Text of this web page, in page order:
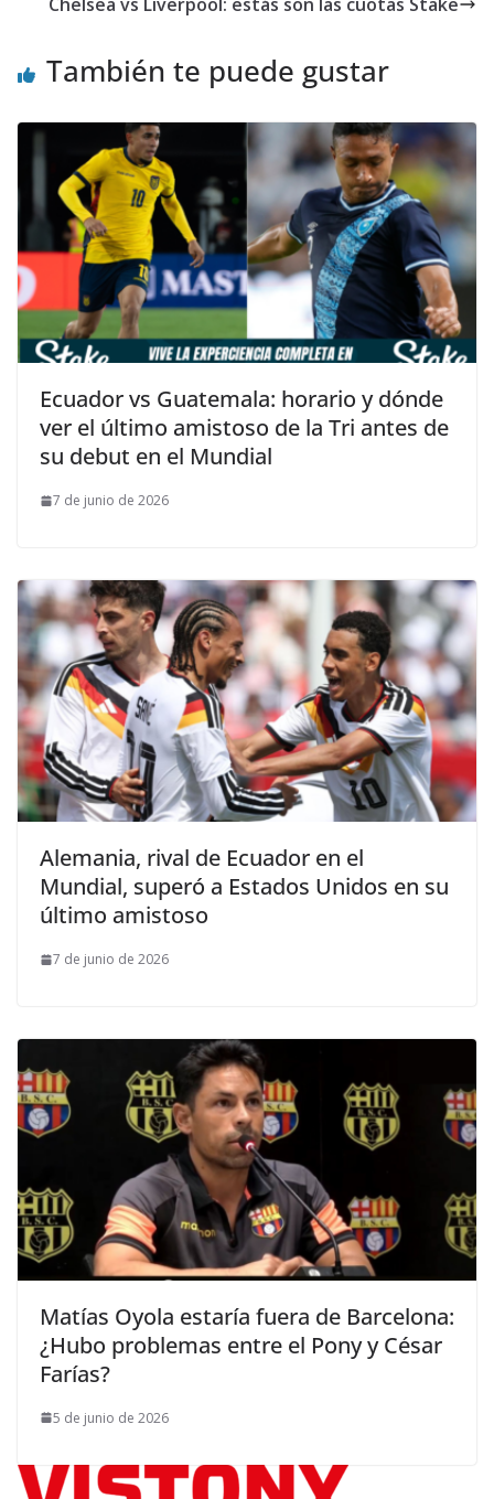
También te puede gustar
Ecuador vs Guatemala: horario y dónde
ver el último amistoso de la Tri antes de
su debut en el Mundial
7 de junio de 2026
Alemania, rival de Ecuador en el
Mundial, superó a Estados Unidos en su
último amistoso
7 de junio de 2026
Matías Oyola estaría fuera de Barcelona:
¿Hubo problemas entre el Pony y César
Farías?
5 de junio de 2026